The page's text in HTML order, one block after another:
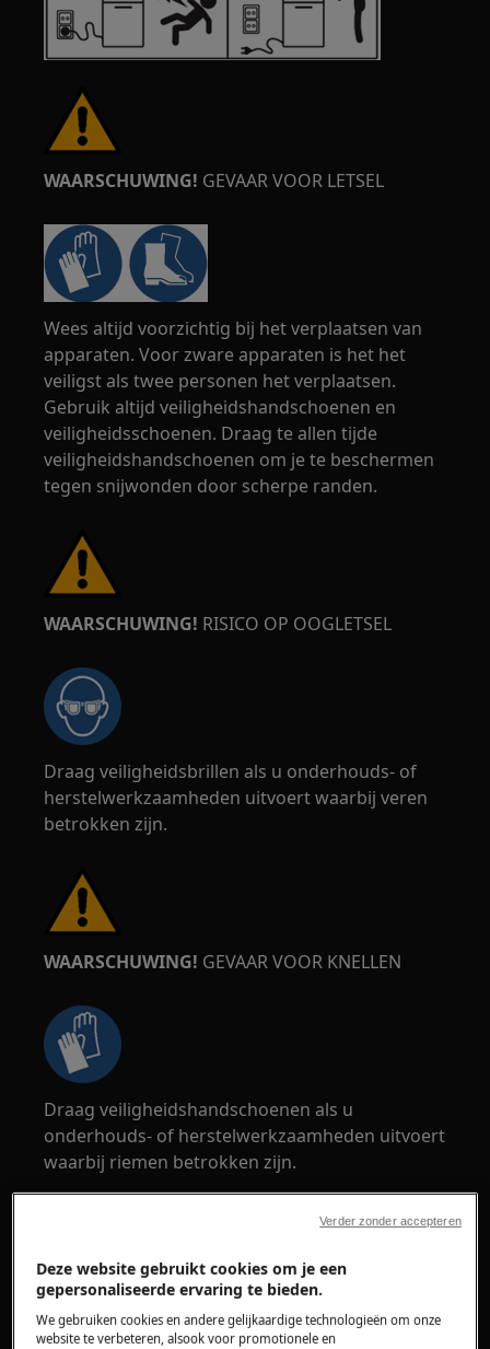
WAARSCHUWING! GEVAAR VOOR LETSEL
Wees altijd voorzichtig bij het verplaatsen van
apparaten. Voor zware apparaten is het het
veiligst als twee personen het verplaatsen.
Gebruik altijd veiligheidshandschoenen en
veiligheidsschoenen. Draag te allen tijde
veiligheidshandschoenen om je te beschermen
tegen snijwonden door scherpe randen.
WAARSCHUWING! RISICO OP OOGLETSEL
Draag veiligheidsbrillen als u onderhouds- of
herstelwerkzaamheden uitvoert waarbij veren
betrokken zijn.
WAARSCHUWING! GEVAAR VOOR KNELLEN
Draag veiligheidshandschoenen als u
onderhouds- of herstelwerkzaamheden uitvoert
waarbij riemen betrokken zijn.
WAARSCHUWING!
VERSTIKKINGSGEVAAR
Deze website gebruikt cookies om je een
gepersonaliseerde ervaring te bieden.
We gebruiken cookies en andere gelijkaardige technologieën om onze
website te verbeteren, alsook voor promotionele en
Verder zonder accepteren